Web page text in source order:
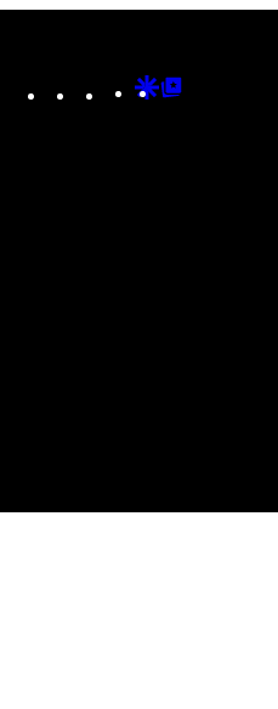
Instagram
TikTokYouTube
Google